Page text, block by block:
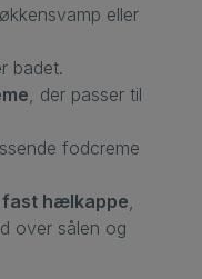
eller
badet.
, der passer til
fodcreme
fast hælkappe
over sålen og